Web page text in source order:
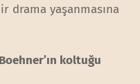
drama yaşanmasına
koltuğu